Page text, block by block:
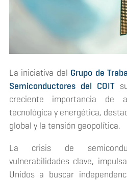
La iniciativa del Grupo de
Semiconductores del COIT
creciente importancia de
tecnológica y energética,
global y la tensión geopolítica.
La crisis de
vulnerabilidades clave,
Unidos a buscar